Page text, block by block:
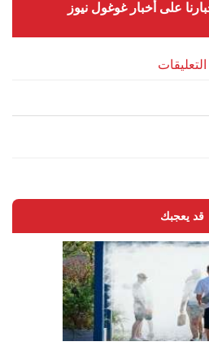
على أخبار غوغول نيوز
التعليقات
قد يعجبك